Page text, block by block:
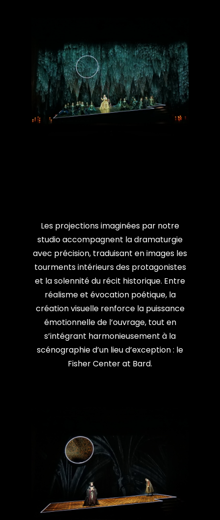
Les projections imaginées par notre
studio accompagnent la dramaturgie
avec précision, traduisant en images les
tourments intérieurs des protagonistes
et la solennité du récit historique. Entre
réalisme et évocation poétique, la
création visuelle renforce la puissance
émotionnelle de l’ouvrage, tout en
s’intégrant harmonieusement à la
scénographie d’un lieu d’exception : le
Fisher Center at Bard.